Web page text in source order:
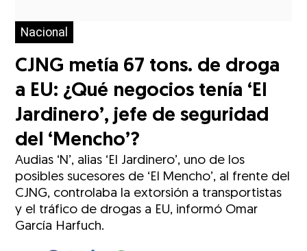
Nacional
CJNG metía 67 tons. de droga
a EU: ¿Qué negocios tenía ‘El
Jardinero’, jefe de seguridad
del ‘Mencho’?
Audias ‘N’, alias ‘El Jardinero’, uno de los
posibles sucesores de ‘El Mencho’, al frente del
CJNG, controlaba la extorsión a transportistas
y el tráfico de drogas a EU, informó Omar
García Harfuch.